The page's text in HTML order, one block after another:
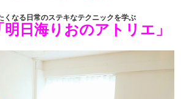
くなる日常のステキなテクニックを学ぶ
明日海りおのアトリエ」